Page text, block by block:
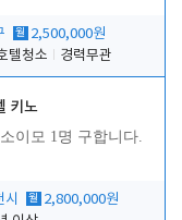
월 2,500,000원
텔청소
경력무관
키노
이모 1명 구합니다.
월 2,800,000원